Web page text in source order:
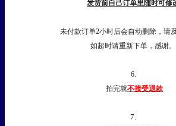
发货前自己订单里随时可修
未付款订单2小时后会自动删除，请
如超时请重新下单，感谢。
6.
拍完就不接受退款
7.